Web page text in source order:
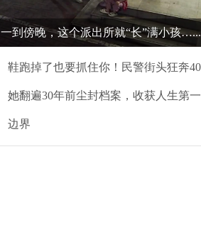
一到傍晚，这个派出所就“长”满小孩…...
边界